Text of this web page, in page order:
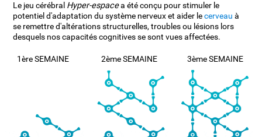
Le jeu cérébral Hyper-espacea été conçu pour stimuler le
potentiel d'adaptation du système nerveux et aider lecerveau à
se remettre d'altérations structurelles, troubles ou lésions lors
desquels nos capacités cognitives se sont vues affectées.
1ère SEMAINE 2ème SEMAINE 3ème SEMAINE